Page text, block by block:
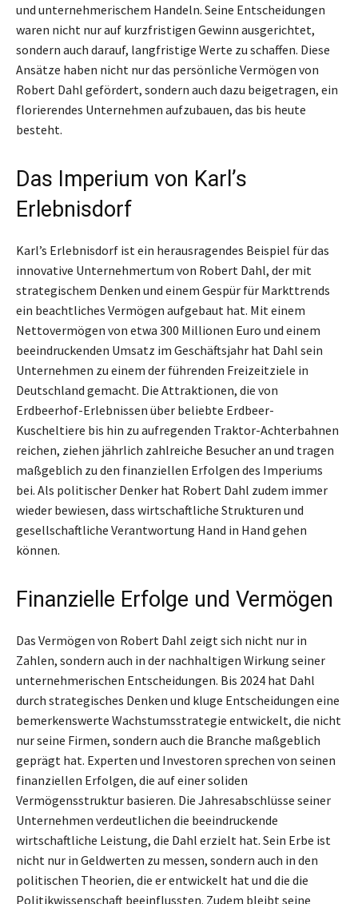
und unternehmerischem Handeln. Seine Entscheidungen
waren nicht nur auf kurzfristigen Gewinn ausgerichtet,
sondern auch darauf, langfristige Werte zu schaffen. Diese
Ansätze haben nicht nur das persönliche Vermögen von
Robert Dahl gefördert, sondern auch dazu beigetragen, ein
florierendes Unternehmen aufzubauen, das bis heute
besteht.
Das Imperium von Karl’s
Erlebnisdorf
Karl’s Erlebnisdorf ist ein herausragendes Beispiel für das
innovative Unternehmertum von Robert Dahl, der mit
strategischem Denken und einem Gespür für Markttrends
ein beachtliches Vermögen aufgebaut hat. Mit einem
Nettovermögen von etwa 300 Millionen Euro und einem
beeindruckenden Umsatz im Geschäftsjahr hat Dahl sein
Unternehmen zu einem der führenden Freizeitziele in
Deutschland gemacht. Die Attraktionen, die von
Erdbeerhof-Erlebnissen über beliebte Erdbeer-
Kuscheltiere bis hin zu aufregenden Traktor-Achterbahnen
reichen, ziehen jährlich zahlreiche Besucher an und tragen
maßgeblich zu den finanziellen Erfolgen des Imperiums
bei. Als politischer Denker hat Robert Dahl zudem immer
wieder bewiesen, dass wirtschaftliche Strukturen und
gesellschaftliche Verantwortung Hand in Hand gehen
können.
Finanzielle Erfolge und Vermögen
Das Vermögen von Robert Dahl zeigt sich nicht nur in
Zahlen, sondern auch in der nachhaltigen Wirkung seiner
unternehmerischen Entscheidungen. Bis 2024 hat Dahl
durch strategisches Denken und kluge Entscheidungen eine
bemerkenswerte Wachstumsstrategie entwickelt, die nicht
nur seine Firmen, sondern auch die Branche maßgeblich
geprägt hat. Experten und Investoren sprechen von seinen
finanziellen Erfolgen, die auf einer soliden
Vermögensstruktur basieren. Die Jahresabschlüsse seiner
Unternehmen verdeutlichen die beeindruckende
wirtschaftliche Leistung, die Dahl erzielt hat. Sein Erbe ist
nicht nur in Geldwerten zu messen, sondern auch in den
politischen Theorien, die er entwickelt hat und die die
Politikwissenschaft beeinflussten. Zudem bleibt seine